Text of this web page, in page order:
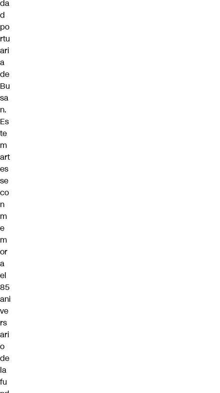
da
d
po
rtu
ari
a
de
Bu
sa
n.
Es
te
m
art
es
se
co
n
m
e
m
or
a
el
85
ani
ve
rs
ari
o
de
la
fu